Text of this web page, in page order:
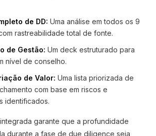
de DD: Uma análise em todos os 9
rastreabilidade total de fonte.
de Gestão: Um deck estruturado para
nível de conselho.
de Valor: Uma lista priorizada de
com base em riscos e
identificados.
garante que a profundidade
durante a fase de due diligence seja